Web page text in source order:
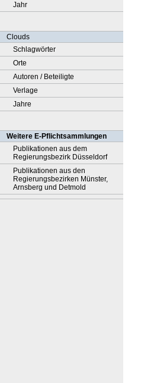
Jahr
Clouds
Schlagwörter
Orte
Autoren / Beteiligte
Verlage
Jahre
Weitere E-Pflichtsammlungen
Publikationen aus dem
Regierungsbezirk Düsseldorf
Publikationen aus den
Regierungsbezirken Münster,
Arnsberg und Detmold